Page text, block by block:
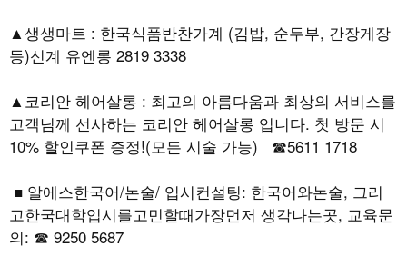
▲생생마트 : 한국식품반찬가계 (김밥, 순두부, 간장게장
등)신계 유엔롱 2819 3338
▲코리안 헤어살롱 : 최고의 아름다움과 최상의 서비스를
고객님께 선사하는 코리안 헤어살롱 입니다. 첫 방문 시
10% 할인쿠폰 증정!(모든 시술 가능) ☎5611 1718
■ 알에스한국어/논술/ 입시컨설팅: 한국어와논술, 그리
고한국대학입시를고민할때가장먼저 생각나는곳, 교육문
의: ☎ 9250 5687